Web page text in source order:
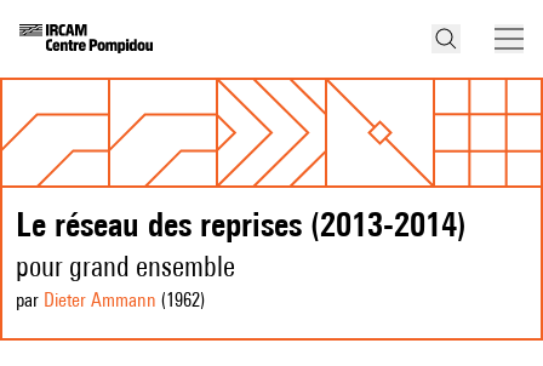
Le réseau des reprises (2013-2014)
pour grand ensemble
par Dieter Ammann (1962)